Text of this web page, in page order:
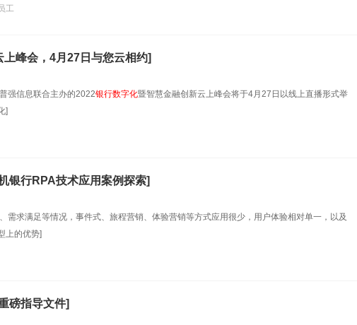
工
峰会，4月27日与您云相约]
强信息联合主办的2022银行数字化暨智慧金融创新云上峰会将于4月27日以线上直播形式举
]
行RPA技术应用案例探索]
需求满足等情况，事件式、旅程营销、体验营销等方式应用很少，用户体验相对单一，以及
上的优势]
磅指导文件]